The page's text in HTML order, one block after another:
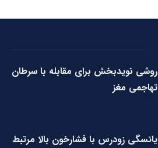
روشی نویدبخش برای مقابله با سرطان
تهاجمی مغز
یائسگی زودرس با فشارخون بالا مرتبط